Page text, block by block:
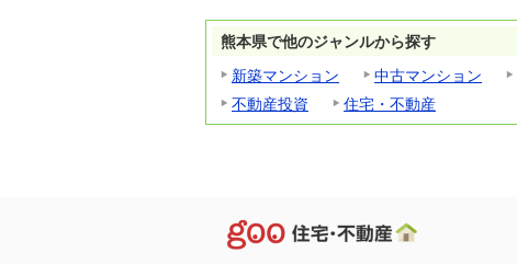
熊本県で他のジャンルから探す
新築マンション
中古マンション
不動産投資
住宅・不動産